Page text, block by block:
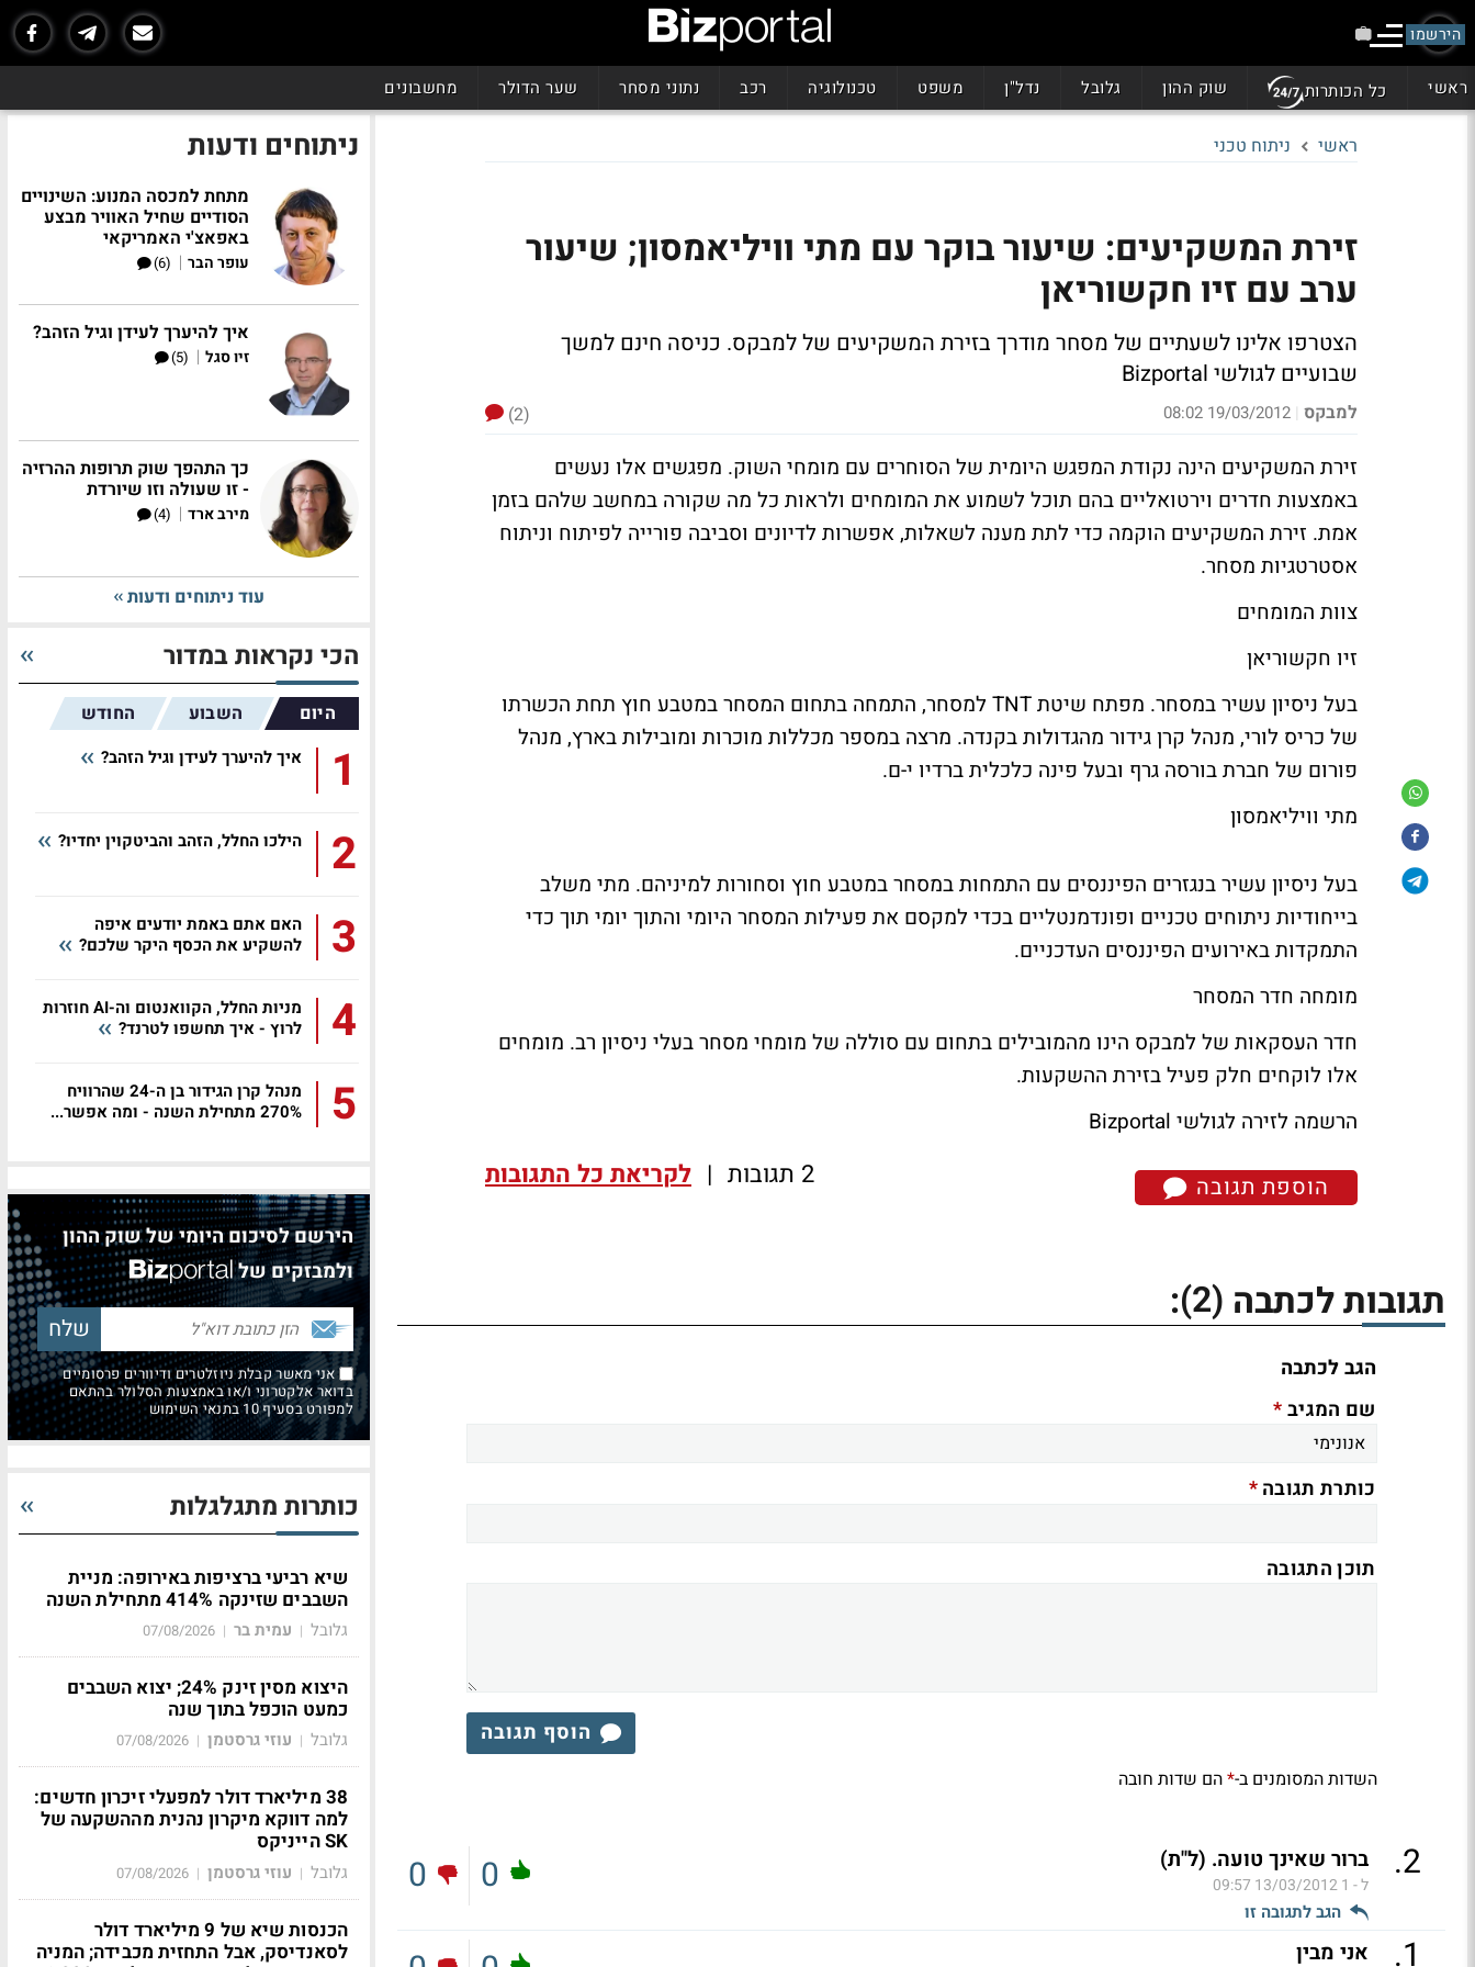
הירשמו
ראשי כל הכותרות שוק ההון גלובל נדל"ן משפט טכנולוגיה רכב נתוני מסחר שער הדולר מחשבונים
ראשי ניתוח טכני
זירת המשקיעים: שיעור בוקר עם מתי וויליאמסון; שיעור
ערב עם זיו חקשוריאן
הצטרפו אלינו לשעתיים של מסחר מודרך בזירת המשקיעים של למבקס. כניסה חינם למשך
שבועיים לגולשי Bizportal
למבקס |
19/03/2012 08:02
(2)
זירת המשקיעים הינה נקודת המפגש היומית של הסוחרים עם מומחי השוק. מפגשים אלו נעשים
באמצעות חדרים וירטואליים בהם תוכל לשמוע את המומחים ולראות כל מה שקורה במחשב שלהם בזמן
אמת. זירת המשקיעים הוקמה כדי לתת מענה לשאלות, אפשרות לדיונים וסביבה פורייה לפיתוח וניתוח
אסטרטגיות מסחר.
צוות המומחים
זיו חקשוריאן
בעל ניסיון עשיר במסחר. מפתח שיטת TNT למסחר, התמחה בתחום המסחר במטבע חוץ תחת הכשרתו
של כריס לורי, מנהל קרן גידור מהגדולות בקנדה. מרצה במספר מכללות מוכרות ומובילות בארץ, מנהל
פורום של חברת בורסה גרף ובעל פינה כלכלית ברדיו י-ם.
מתי וויליאמסון
בעל ניסיון עשיר בנגזרים הפיננסים עם התמחות במסחר במטבע חוץ וסחורות למיניהם. מתי משלב
בייחודיות ניתוחים טכניים ופונדמנטליים בכדי למקסם את פעילות המסחר היומי והתוך יומי תוך כדי
התמקדות באירועים הפיננסים העדכניים.
מומחה חדר המסחר
חדר העסקאות של למבקס הינו מהמובילים בתחום עם סוללה של מומחי מסחר בעלי ניסיון רב. מומחים
אלו לוקחים חלק פעיל בזירת ההשקעות.
הרשמה לזירה לגולשי Bizportal
הוספת תגובה 2 תגובות | לקריאת כל התגובות
תגובות לכתבה (2)
:
הגב לכתבה
שם המגיב*
כותרת תגובה*
תוכן התגובה
הוסף תגובה
השדות המסומנים ב-*הם שדות חובה
2
. ברור שאינך טועה. (ל"ת)
ל - 1 13/03/2012 09:57
הגב לתגובה זו
0
0
1
. אני מבין
ניתוחים ודעות
מתחת למכסה המנוע: השינויים
הסודיים שחיל האוויר מבצע
באפאצ'י האמריקאי
עופר הבר |
(6)
איך להיערך לעידן וגיל הזהב?
זיו סגל |
(5)
כך התהפך שוק תרופות ההרזיה
- זו שעולה וזו שיורדת
מירב ארד |
(4)
עוד ניתוחים ודעות
הכי נקראות במדור
היום השבוע החודש
1 איך להיערך לעידן וגיל הזהב?
2 הילכו החלל, הזהב והביטקוין יחדיו?
3
האם אתם באמת יודעים איפה
להשקיע את הכסף היקר שלכם?
4
מניות החלל, הקוואנטום וה-AI חוזרות
לרוץ - איך תחשפו לטרנד?
5
מנהל קרן הגידור בן ה-24 שהרוויח
270% מתחילת השנה - ומה אפשר...
הירשם לסיכום היומי של שוק ההון
ולמבזקים של
אני מאשר קבלת ניוזלטרים ודיוורים פרסומיים
בדואר אלקטרוני ו/או באמצעות הסלולר בהתאם
למפורט בסעיף 10 בתנאי השימוש
כותרות מתגלגלות
שיא רביעי ברציפות באירופה: מניית
השבבים שזינקה 414% מתחילת השנה
גלובל | עמית בר |
07/08/2026
היצוא מסין זינק 24%; יצוא השבבים
כמעט הוכפל בתוך שנה
גלובל | עוזי גרסטמן |
07/08/2026
38 מיליארד דולר למפעלי זיכרון חדשים:
למה דווקא מיקרון נהנית מההשקעה של
SK הייניקס
גלובל | עוזי גרסטמן |
07/08/2026
הכנסות שיא של 9 מיליארד דולר
לסאנדיסק, אבל התחזית מכבידה; המניה